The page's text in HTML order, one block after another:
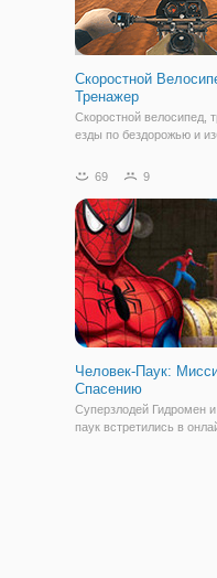
Скоростной
Тренажер
Скоростной велосипед,
езды по бездорожью и
деревья и скалы и т. д
режимов игры и
Заработать монеты для
игры и
69 9
Человек-Паук:
Спасению
Суперзлодей Гидромен
паук встретились в